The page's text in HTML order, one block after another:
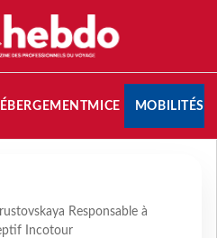
MICE MOBILITÉS
Responsable à
Incotour